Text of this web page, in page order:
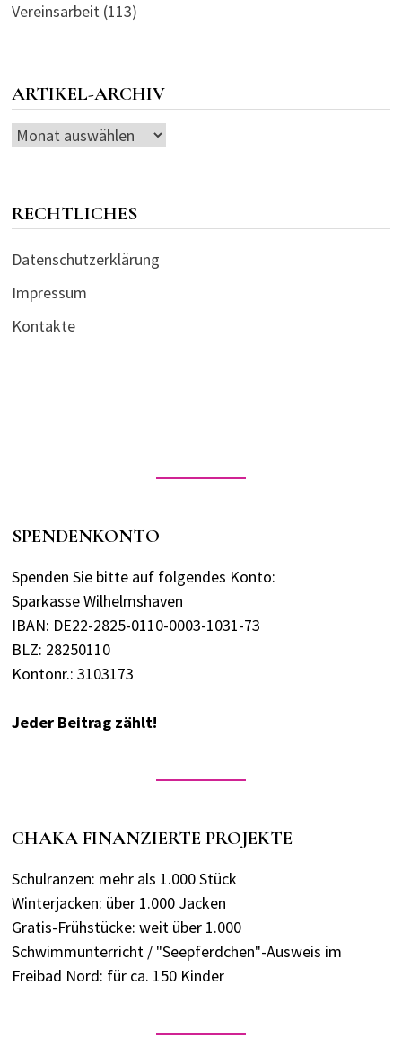
Vereinsarbeit(113)
ARTIKEL-ARCHIV
Artikel-
RECHTLICHES
Datenschutzerklärung
Impressum
Kontakte
SPENDENKONTO
Spenden Sie bitte auf folgendes Konto:
Sparkasse Wilhelmshaven
IBAN: DE22-2825-0110-0003-1031-73
BLZ: 28250110
Kontonr.: 3103173
Jeder Beitrag zählt!
CHAKA FINANZIERTE PROJEKTE
Schulranzen: mehr als 1.000 Stück
Winterjacken: über 1.000 Jacken
Gratis-Frühstücke: weit über 1.000
Schwimmunterricht / "Seepferdchen"-Ausweis im
Freibad Nord: für ca. 150 Kinder